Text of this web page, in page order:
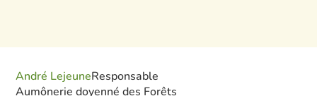
André LejeuneResponsable
Aumônerie doyenné des Forêts